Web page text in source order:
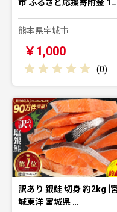
市 ふるさと応援寄附金 1…
熊本県宇城市
￥1,000
(0)
訳あり 銀鮭 切身 約2kg [
城東洋 宮城県 …